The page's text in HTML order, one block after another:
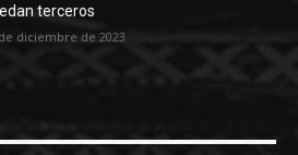
terceros
diciembre de 2023